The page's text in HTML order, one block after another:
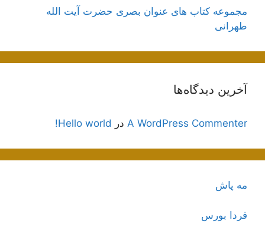
مجموعه کتاب های عنوان بصری حضرت آیت الله
طهرانی
آخرین دیدگاه‌ها
A WordPress Commenter در Hello world!
مه پاش
فردا بورس